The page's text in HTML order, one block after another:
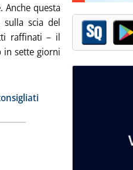
Anche questa
scia del
raffinati – il
in sette giorni
i prezzi continuano a